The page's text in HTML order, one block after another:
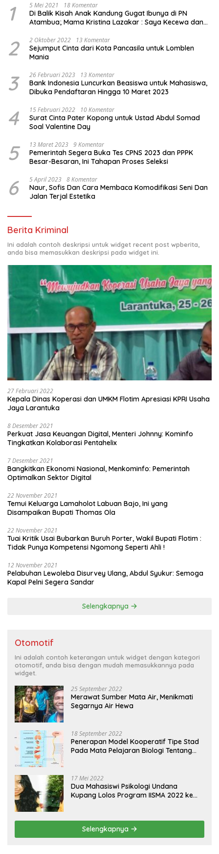
1 5 Mei 2021 18 Komentar
Di Balik Kisah Anak Kandung Gugat Ibunya di PN
Atambua; Mama Kristina Lazakar : Saya Kecewa dan
2 2 Oktober 2022 13 Komentar
Sejumput Cinta dari Kota Pancasila untuk Lomblen
Mania
3 26 Februari 2023 13 Komentar
Bank Indonesia Luncurkan Beasiswa untuk Mahasiswa,
Dibuka Pendaftaran Hingga 10 Maret 2023
4 15 Februari 2022 10 Komentar
Surat Cinta Pater Kopong untuk Ustad Abdul Somad
Soal Valentine Day
5 13 Maret 2023 9 Komentar
Pemerintah Segera Buka Tes CPNS 2023 dan PPPK
Besar-Besaran, Ini Tahapan Proses Seleksi
6 5 April 2023 8 Komentar
Naur, Sofis Dan Cara Membaca Komodifikasi Seni Dan
Jalan Terjal Estetika
Berita Kriminal
Ini adalah contoh deskripsi untuk widget recent post wpberita,
anda bisa memasukkan deskripsi pada widget ini.
27 Februari 2022
Kepala Dinas Koperasi dan UMKM Flotim Apresiasi KPRI Usaha
Jaya Larantuka
8 Desember 2021
Perkuat Jasa Keuangan Digital, Menteri Johnny: Kominfo
Tingkatkan Kolaborasi Pentahelix
7 Desember 2021
Bangkitkan Ekonomi Nasional, Menkominfo: Pemerintah
Optimalkan Sektor Digital
22 November 2021
Temui Keluarga Lamaholot Labuan Bajo, Ini yang
Disampaikan Bupati Thomas Ola
22 November 2021
Tuai Kritik Usai Bubarkan Buruh Porter, Wakil Bupati Flotim :
Tidak Punya Kompetensi Ngomong Seperti Ahli !
12 November 2021
Pelabuhan Lewoleba Disurvey Ulang, Abdul Syukur: Semoga
Kapal Pelni Segera Sandar
Selengkapnya
Otomotif
Ini adalah contoh keterangan untuk widget dengan kategori
otomotif, anda bisa dengan mudah memasukkannya pada
widget.
25 September 2022
Merawat Sumber Mata Air, Menikmati
Segarnya Air Hewa
18 September 2022
Penerapan Model Kooperatif Tipe Stad
Pada Mata Pelajaran Biologi Tentang
17 Mei 2022
Dua Mahasiswi Psikologi Undana
Kupang Lolos Program IISMA 2022 ke
Selengkapnya